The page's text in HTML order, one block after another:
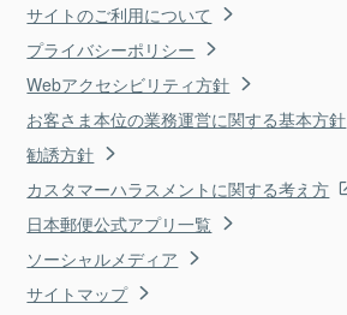
サイトのご利用について
プライバシーポリシー
Webアクセシビリティ方針
お客さま本位の業務運営に関する基本方針
勧誘方針
カスタマーハラスメントに関する考え方
日本郵便公式アプリ一覧
ソーシャルメディア
サイトマップ